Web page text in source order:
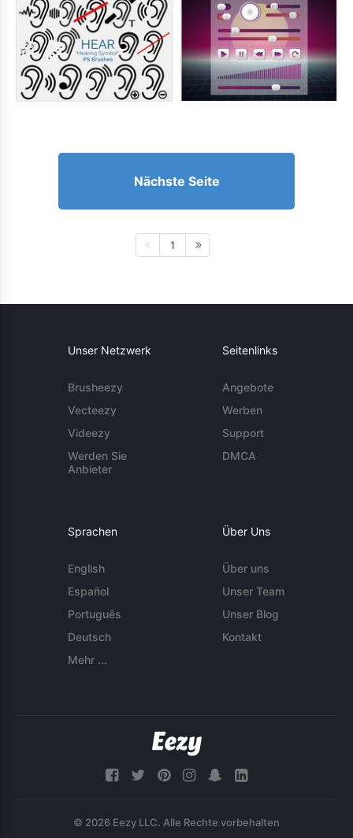
Nächste Seite
1
Unser Netzwerk
Brusheezy
Vecteezy
Videezy
Werden Sie
Anbieter
Seitenlinks
Angebote
Werben
Support
DMCA
Sprachen
English
Español
Português
Deutsch
Mehr ...
Über Uns
Über uns
Unser Team
Unser Blog
Kontakt
© 2026 Eezy LLC. Alle Rechte vorbehalten